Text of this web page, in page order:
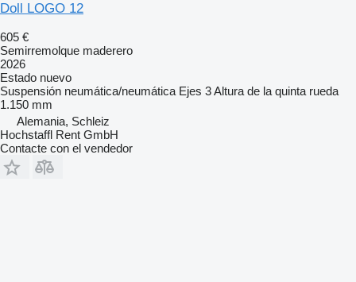
Doll LOGO 12
605 €
Semirremolque maderero
2026
Estado nuevo
Suspensión neumática/neumática Ejes 3Altura de la quinta rueda
1.150 mm
Alemania, Schleiz
Hochstaffl Rent GmbH
Contacte con el vendedor